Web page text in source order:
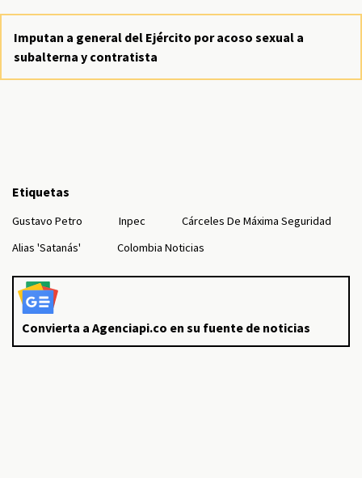
Imputan a general del Ejército por acoso sexual a
subalterna y contratista
Etiquetas
Gustavo Petro Inpec
Cárceles De Máxima Seguridad
Alias 'Satanás'
Colombia Noticias
Convierta a Agenciapi.co en su fuente de noticias